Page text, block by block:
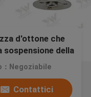
d'ottone che
della
：Negoziabile
Contattici